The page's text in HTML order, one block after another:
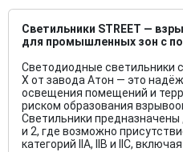
Светильники STREET —
для промышленных зон с
Светодиодные светильники
X от завода Атон — это
освещения помещений и
риском образования
Светильники предназначены
и 2, где возможно
категорий IIA, IIB и IIC,